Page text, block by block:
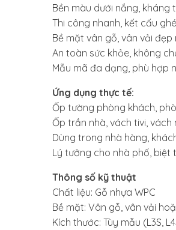
Bền màu dưới nắng, kháng
Thi công nhanh, kết cấu
Bề mặt vân gỗ, vân vải
An toàn sức khỏe, không
Mẫu mã đa dạng, phù hợp
Ứng dụng thực tế:
Ốp tường phòng khách,
Ốp trần nhà, vách tivi,
Dùng trong nhà hàng,
Lý tưởng cho nhà phố, biệt
Thông số kỹ thuật
Chất liệu: Gỗ nhựa WPC
Bề mặt: Vân gỗ, vân vải
Kích thước: Tùy mẫu (L3S,